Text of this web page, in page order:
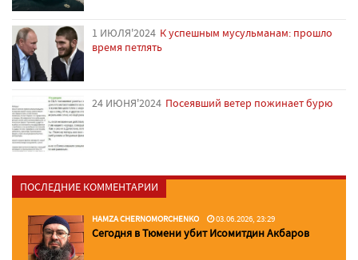
1 ИЮЛЯ'2024 К успешным мусульманам: прошло
время петлять
24 ИЮНЯ'2024 Посеявший ветер пожинает бурю
ПОСЛЕДНИЕ КОММЕНТАРИИ
HAMZA CHERNOMORCHENKO 03.06.2026, 23:29
Сегодня в Тюмени убит Исомитдин Акбаров